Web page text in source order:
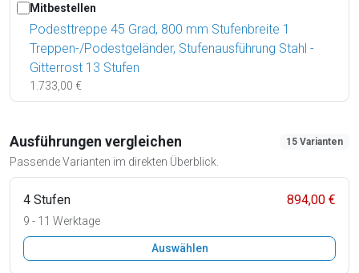
Mitbestellen
Podesttreppe 45 Grad, 800 mm Stufenbreite 1
Treppen-/Podestgeländer, Stufenausführung Stahl -
Gitterrost 13 Stufen
1.733,00 €
Ausführungen vergleichen
Passende Varianten im direkten Überblick.
15 Varianten
4 Stufen 894,00 €
9 - 11 Werktage
Auswählen